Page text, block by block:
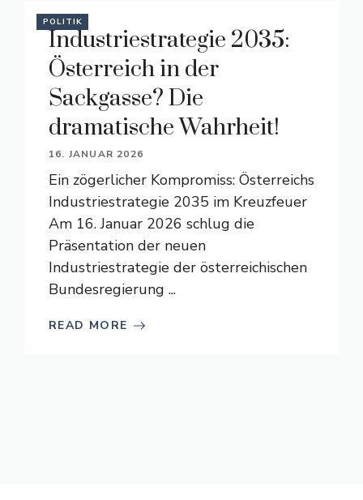
POLITIK
Industriestrategie 2035:
Österreich in der
Sackgasse? Die
dramatische Wahrheit!
16. JANUAR 2026
Ein zögerlicher Kompromiss: Österreichs
Industriestrategie 2035 im Kreuzfeuer
Am 16. Januar 2026 schlug die
Präsentation der neuen
Industriestrategie der österreichischen
Bundesregierung ...
READ MORE